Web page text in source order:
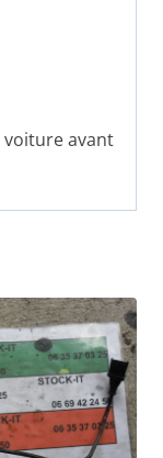
voiture avant